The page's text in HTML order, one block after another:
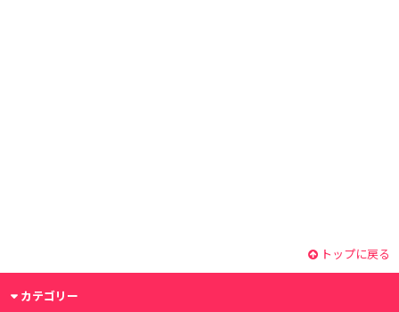
トップに戻る
カテゴリー